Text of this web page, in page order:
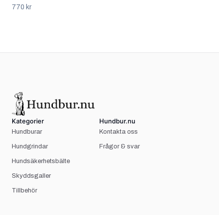
770 kr
Kategorier
Hundburar
Hundgrindar
Hundsäkerhetsbälte
Skyddsgaller
Tillbehör
Hundbur.nu
Kontakta oss
Frågor & svar